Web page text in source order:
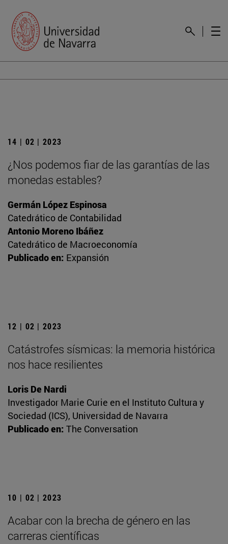
14 | 02 | 2023
¿Nos podemos fiar de las garantías de las
monedas estables?
Germán López Espinosa
Catedrático de Contabilidad
Antonio Moreno Ibáñez
Catedrático de Macroeconomía
Publicado en: Expansión
12 | 02 | 2023
Catástrofes sísmicas: la memoria histórica
nos hace resilientes
Loris De Nardi
Investigador Marie Curie en el Instituto Cultura y
Sociedad (ICS), Universidad de Navarra
Publicado en: The Conversation
10 | 02 | 2023
Acabar con la brecha de género en las
carreras científicas